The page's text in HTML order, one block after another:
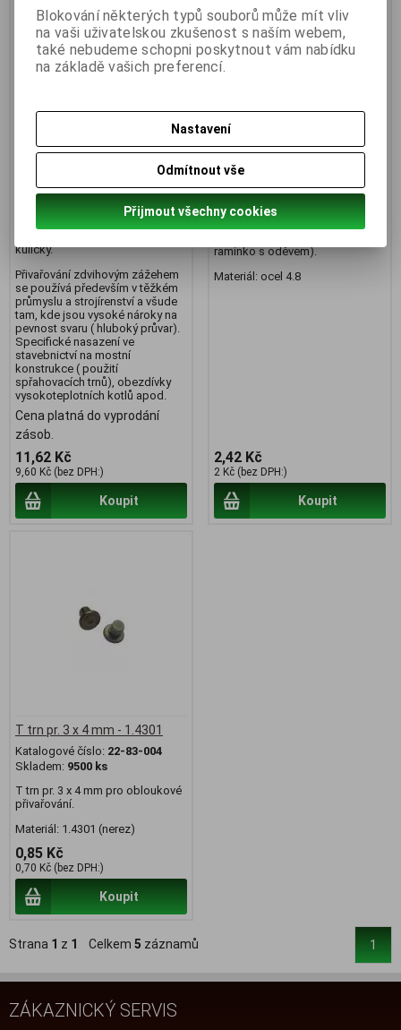
Katalogové číslo:99-KS-06-030
Skladem:
Konusový čep pr.6 mm, délka 30
mm pro obloukové přivařování s
ochrannou atmosférou.
kuličky.
Přivařování zdvihovým zážehem
se používá především v těžkém
průmyslu a strojírenství a všude
tam, kde jsou vysoké nároky na
pevnost svaru ( hluboký průvar).
Specifické nasazení ve
stavebnictví na mostní
konstrukce ( použití
spřahovacích trnů), obezdívky
vysokoteplotních kotlů apod.
Cena platná do vyprodání
zásob.
11,62 Kč
9,60 Kč (bez DPH:)
Koupit
ocel 4.8
Katalogové číslo:99-99-999
kterou lze přivařit na kovové
konstrukce. Typickým příkladem
použití je na závěsné rameno na
ramínko s oděvem).
Materiál: ocel 4.8
2,42 Kč
2 Kč (bez DPH:)
Koupit
T trn pr. 3 x 4 mm - 1.4301
Katalogové číslo: 22-83-004
Skladem: 9500 ks
T trn pr. 3 x 4 mm pro obloukové
přivařování.
Materiál: 1.4301 (nerez)
0,85 Kč
0,70 Kč (bez DPH:)
Koupit
Strana 1 z 1 Celkem 5 záznamů 1
ZÁKAZNICKÝ SERVIS
Blokování některých typů souborů může mít vliv
na vaši uživatelskou zkušenost s naším webem,
také nebudeme schopni poskytnout vám nabídku
na základě vašich preferencí.
Nastavení
Odmítnout vše
Přijmout všechny cookies